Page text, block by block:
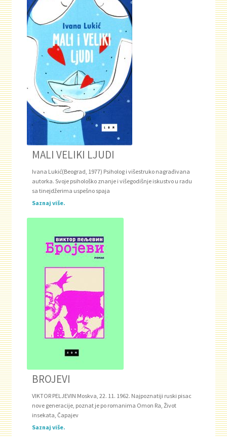
Novosti
O nama
Plaćanje
Privatnost
Uslovi korišćenja
MALI VELIKI LJUDI
Ivana Lukić(Beograd, 1977) Psiholog i višestruko nagrađivana
autorka. Svoje psihološko znanje i višegodišnje iskustvo u radu
sa tinejdžerima uspešno spaja
Saznaj više.
BROJEVI
VIKTOR PELJEVIN Moskva, 22. 11. 1962. Najpoznatiji ruski pisac
nove generacije, poznat je po romanima Omon Ra, Život
insekata, Čapajev
Saznaj više.